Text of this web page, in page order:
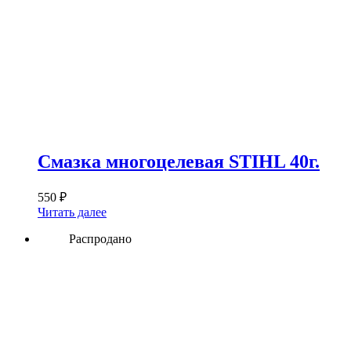
Смазка многоцелевая STIHL 40г.
550 ₽
Читать далее
Распродано